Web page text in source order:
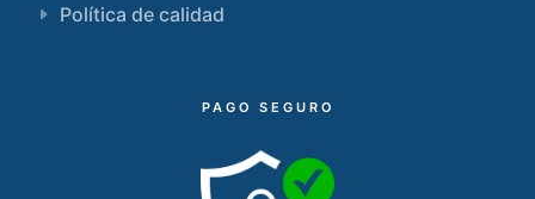
Política de calidad
PAGO SEGURO